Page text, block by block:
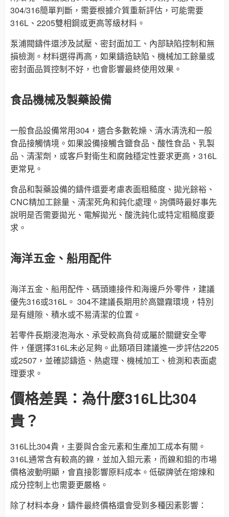
304/316簡單判斷，需要根據介質重新評估，可能需要
316L、2205雙相鋼或更高等級材料。
泵浦閥鑄件還涉及試壓、密封面加工、內部缺陷控制和無
損檢測。材料選得再高，如果鑄造缺陷、機械加工餘量或
密封面品質控制不好，也會影響最終使用效果。
食品機械及製藥設備
一般食品設備常用304，適合多數乾燥、清水清洗和一般
食品接觸情境。如果設備接觸含鹽食品、酸性食品、乳製
品、清潔劑，或客戶對衛生和腐蝕穩定性要求更高，316L
更常見。
食品和製藥設備的鑄件還要考慮表面粗糙度、拋光餘裕、
CNC精加工餘量、清潔死角和鈍化處理。詢價時最好事先
說明是否需要拋光、電解拋光、酸洗鈍化或特定粗糙度要
求。
海洋五金、船用配件
海洋五金、船用配件、碼頭連接件和海邊戶外零件，建議
優先316或316L。 304不建議長期用於高鹽霧環境，特別
是有縫隙、積水或不易清潔的位置。
若零件長期浸泡海水、承受較高負荷或屬於關鍵安全零
件，僅選擇316L未必足夠。此類項目建議進一步評估2205
或2507，並確認鑄造、熱處理、機械加工、檢測和表面處
理要求。
價格差異：為什麼316L比304
貴？
316L比304貴，主要與合金元素和生產加工成本有關。
316L通常含有較高的鎳，並加入鉬元素，而鎳和鉬的市場
價格波動明顯，會直接影響原料成本。低碳牌號在熔煉和
成分控制上也需要更嚴格。
除了材料本身，鑄件最終價格還會受到多種因素影響：